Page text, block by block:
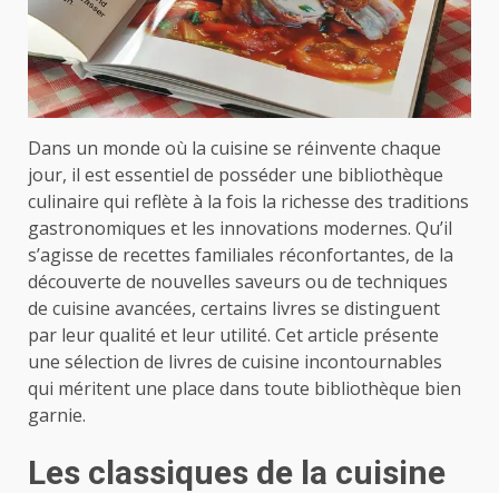
Dans un monde où la cuisine se réinvente chaque
jour, il est essentiel de posséder une bibliothèque
culinaire qui reflète à la fois la richesse des traditions
gastronomiques et les innovations modernes. Qu’il
s’agisse de recettes familiales réconfortantes, de la
découverte de nouvelles saveurs ou de techniques
de cuisine avancées, certains livres se distinguent
par leur qualité et leur utilité. Cet article présente
une sélection de livres de cuisine incontournables
qui méritent une place dans toute bibliothèque bien
garnie.
Les classiques de la cuisine